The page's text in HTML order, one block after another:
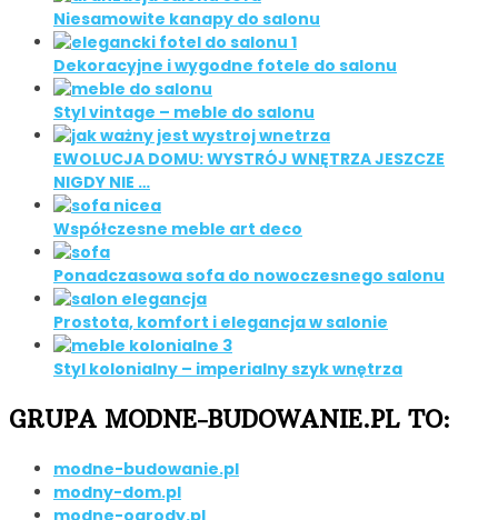
Niesamowite kanapy do salonu
Dekoracyjne i wygodne fotele do salonu
Styl vintage – meble do salonu
EWOLUCJA DOMU: WYSTRÓJ WNĘTRZA JESZCZE
NIGDY NIE …
Współczesne meble art deco
Ponadczasowa sofa do nowoczesnego salonu
Prostota, komfort i elegancja w salonie
Styl kolonialny – imperialny szyk wnętrza
GRUPA MODNE-BUDOWANIE.PL TO:
modne-budowanie.pl
modny-dom.pl
modne-ogrody.pl